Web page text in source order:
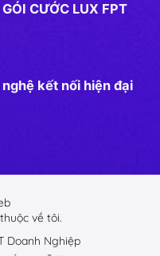
CƯỚC LUX FPT
kết nối hiện đại
về tôi.
Doanh Nghiệp